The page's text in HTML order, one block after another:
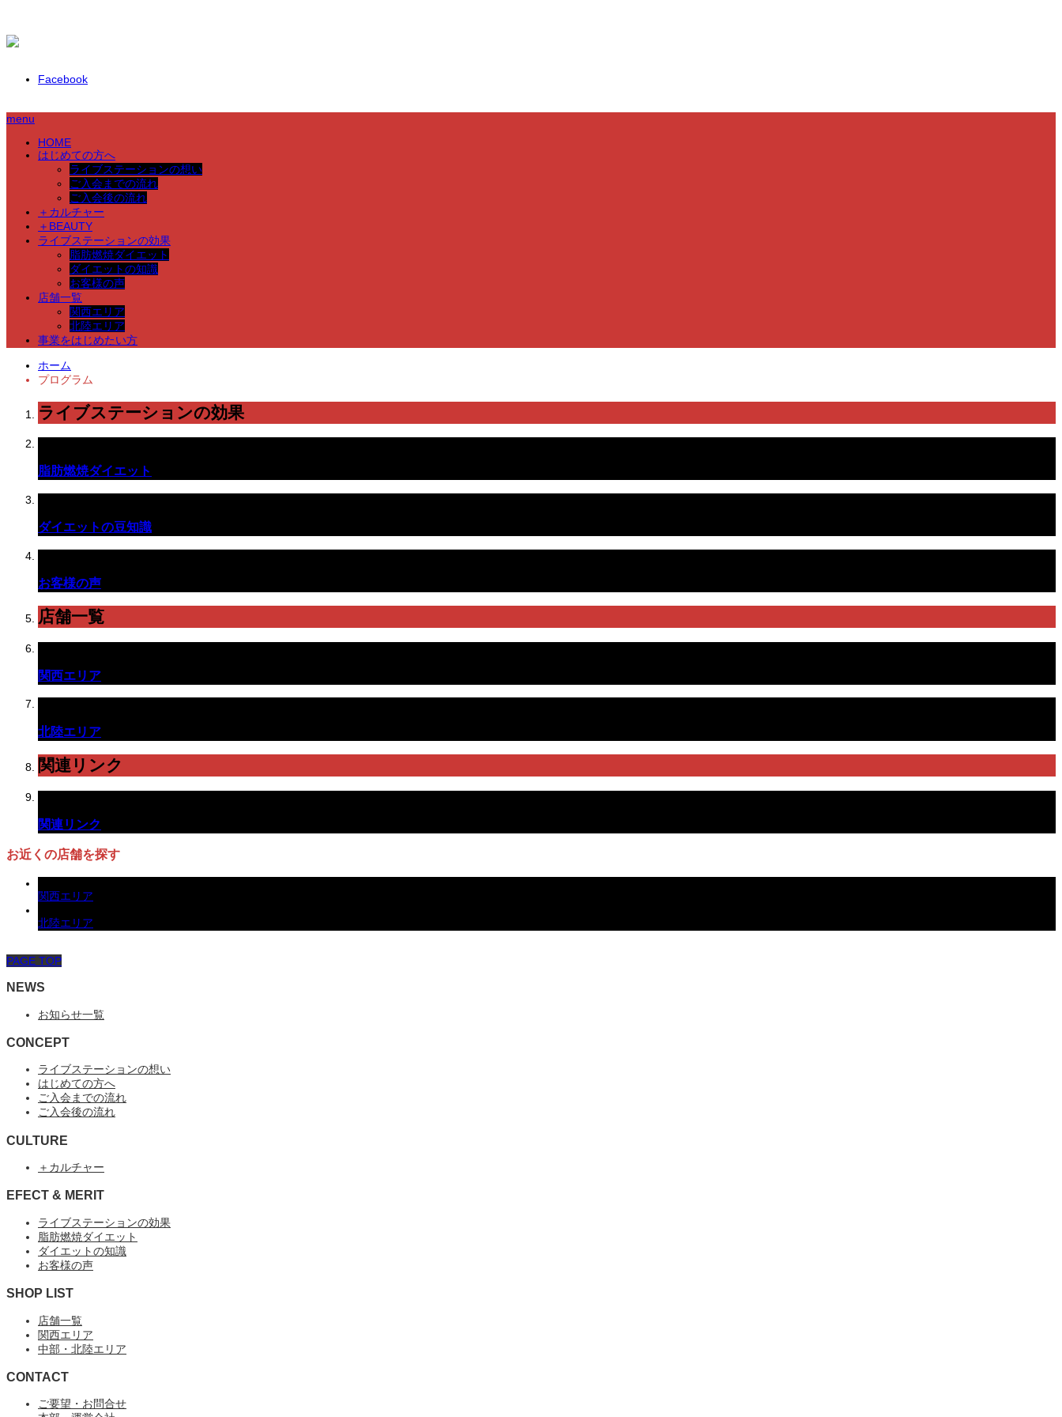
Facebook
menu
HOME
はじめての方へ
ライブステーションの想い
ご入会までの流れ
ご入会後の流れ
＋カルチャー
＋BEAUTY
ライブステーションの効果
脂肪燃焼ダイエット
ダイエットの知識
お客様の声
店舗一覧
関西エリア
北陸エリア
事業をはじめたい方
ホーム
プログラム
ライブステーションの効果
脂肪燃焼ダイエット
ダイエットの豆知識
お客様の声
店舗一覧
関西エリア
北陸エリア
関連リンク
関連リンク
お近くの店舗を探す
関西エリア
北陸エリア
PAGE TOP
NEWS
お知らせ一覧
CONCEPT
ライブステーションの想い
はじめての方へ
ご入会までの流れ
ご入会後の流れ
CULTURE
＋カルチャー
EFECT & MERIT
ライブステーションの効果
脂肪燃焼ダイエット
ダイエットの知識
お客様の声
SHOP LIST
店舗一覧
関西エリア
中部・北陸エリア
CONTACT
ご要望・お問合せ